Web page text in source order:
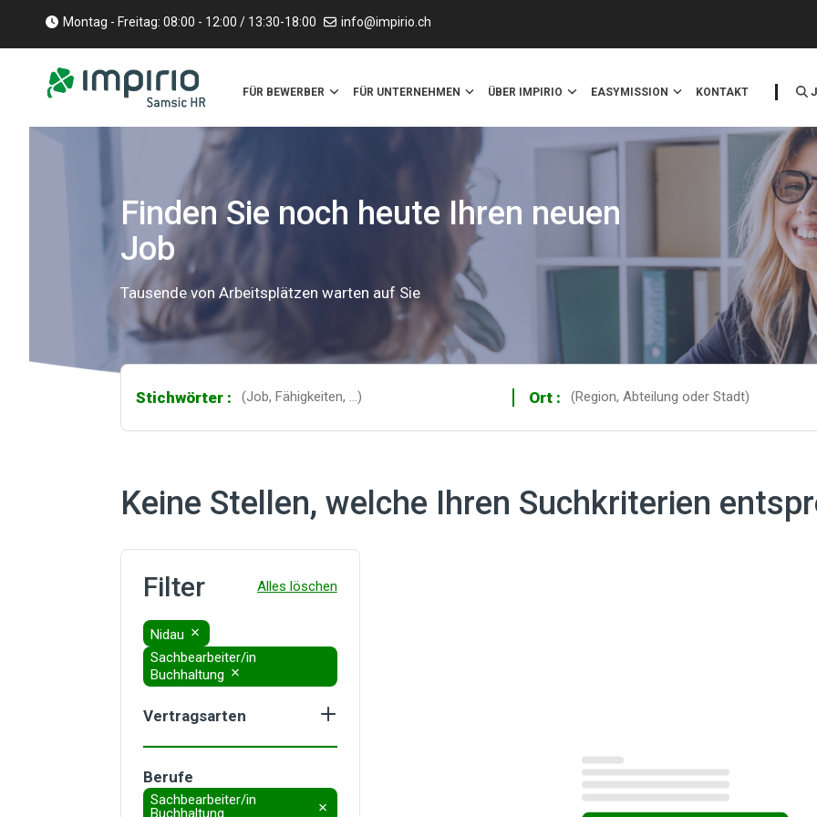
Montag - Freitag: 08:00 - 12:00 / 13:30-18:00 info@impirio.ch
FÜR BEWERBER FÜR UNTERNEHMEN ÜBER IMPIRIO EASYMISSION KONTAKT
Finden Sie noch heute Ihren neuen
Job
Tausende von Arbeitsplätzen warten auf Sie
Stichwörter : Ort :
Keine Stellen, welche Ihren Suchkriterien
Filter
Nidau
Sachbearbeiter/in
Buchhaltung
Vertragsarten
Select
an
option:
Befristet (Unbestimmt)
Fest
Lehrling
Temporär
Berufe
Sachbearbeiter/in
Buchhaltung